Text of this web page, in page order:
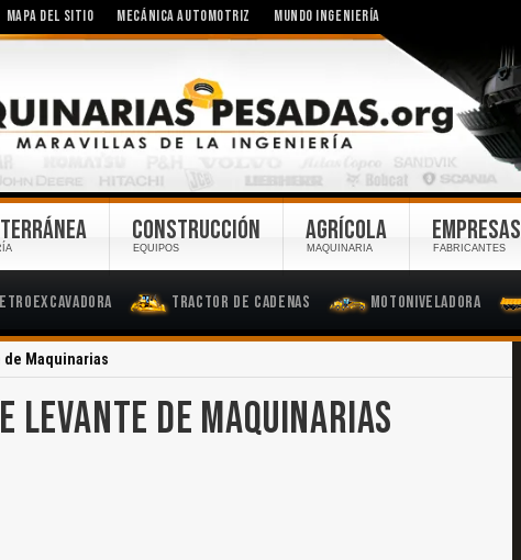
MAPA DEL SITIO MECÁNICA AUTOMOTRIZ MUNDO INGENIERÍA
Tractor de Cadenas Motoniveladora
CONSTRUCCIÓN
EQUIPOS
AGRÍCOLA
MAQUINARIA
EMPRESAS
FABRICANTES
de Maquinarias
LEVANTE DE MAQUINARIAS